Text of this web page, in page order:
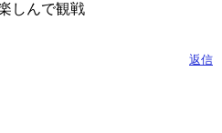
しんで観戦
返信